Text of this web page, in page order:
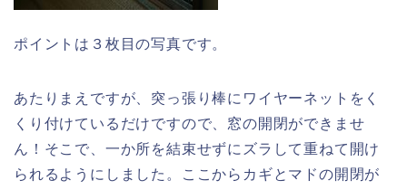
ポイントは３枚目の写真です。
あたりまえですが、突っ張り棒にワイヤーネットをく
くり付けているだけですので、窓の開閉ができませ
ん！そこで、一か所を結束せずにズラして重ねて開け
られるようにしました。ここからカギとマドの開閉が